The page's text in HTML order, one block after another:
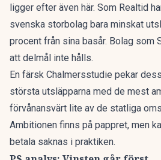
ligger efter även här. Som Realtid
svenska storbolag bara minskat
procent från sina basår. Bolag som
att delmål inte hålls.
En färsk Chalmersstudie pekar
största utsläpparna med de mest
förvånansvärt lite av de statliga
Ambitionen finns på pappret, men
betala saknas i praktiken.